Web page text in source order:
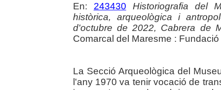
En: 243430
Historiografia del
històrica, arqueològica i
d'octubre de 2022, Cabrera de
Comarcal del Maresme :
La Secció Arqueològica del
l'any 1970 va tenir vocació de